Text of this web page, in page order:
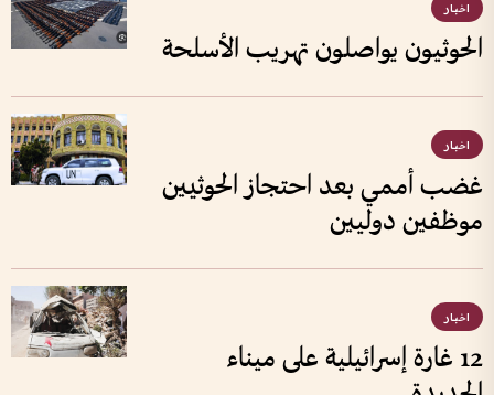
اخبار
الحوثيون يواصلون تهريب الأسلحة
اخبار
غضب أممي بعد احتجاز الحوثيين
موظفين دوليين
اخبار
12 غارة إسرائيلية على ميناء